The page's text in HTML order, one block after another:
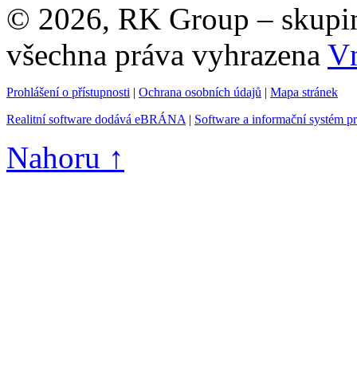
© 2026, RK Group –
všechna práva vyhrazena
Prohlášení o přístupnosti | Ochrana osobních údajů | Mapa stránek
Realitní software dodává eBRÁNA | Software a informační systém
Nahoru ↑